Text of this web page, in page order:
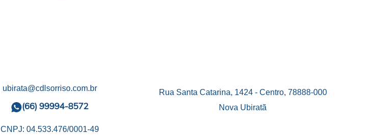
ubirata@cdlsorriso.com.br
(66) 99994-8572
CNPJ: 04.533.476/0001-49
Rua Santa Catarina, 1424 - Centro, 78888-000
Nova Ubiratã